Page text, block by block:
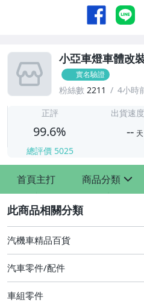
小亞車燈車體改
實名驗證
粉絲數 2211 4小時
正評
99.6%
總評價 5025
出貨速度
-- 天
首頁主打 商品分類
其他汽車零配件
汽機車精品百貨
汽車零件/配件
車組零件